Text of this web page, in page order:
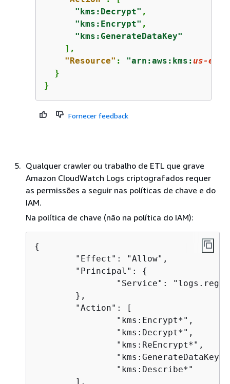
"kms:Decrypt" ,
"kms:Encrypt" ,
"kms:GenerateDataKey"
    ],
"Resource" : "arn:aws:kms:us-
  }
}
Fornecer feedback
Qualquer crawler ou trabalho de ETL que grave
Amazon CloudWatch Logs criptografados requer
as permissões a seguir nas políticas de chave e do
IAM.
Na política de chave (não na política do IAM):
{
"Principal": {